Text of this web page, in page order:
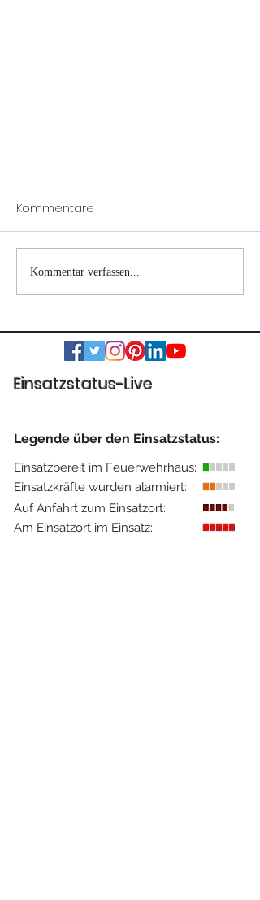
Unser Ordersystem wieder im
Einsatz
Kommentare
Kommentar verfassen...
Einsatzstatus-Live
Legende über den Einsatzstatus:
Einsatzbereit im Feuerwehrhaus:
Einsatzkräfte wurden alarmiert:
Auf Anfahrt zum Einsatzort:
Am Einsatzort im Einsatz: